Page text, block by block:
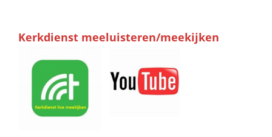
Kerkdienst meeluisteren/meekijken